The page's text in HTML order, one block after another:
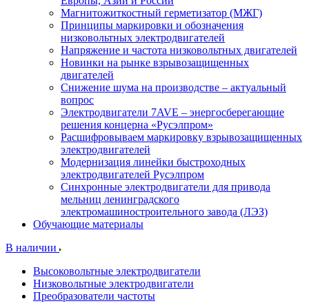
Магнитожиткостный герметизатор (МЖГ)
Принципы маркировки и обозначения
низковольтных электродвигателей
Напряжение и частота низковольтных двигателей
Новинки на рынке взрывозащищенных
двигателей
Снижение шума на производстве – актуальный
вопрос
Электродвигатели 7AVE – энергосберегающие
решения концерна «Русэлпром»
Расшифровываем маркировку взрывозащищенных
электродвигателей
Модернизация линейки быстроходных
электродвигателей Русэлпром
Синхронные электродвигатели для привода
мельниц ленинградского
электромашиностроительного завода (ЛЭЗ)
Обучающие материалы
В наличии
Высоковольтные электродвигатели
Низковольтные электродвигатели
Преобразователи частоты